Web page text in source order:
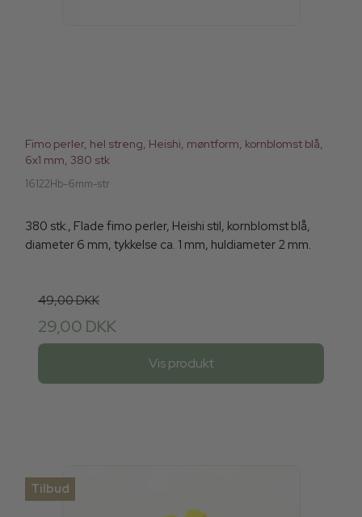
Fimo perler, hel streng, Heishi, møntform, kornblomst blå,
6x1 mm, 380 stk
16122Hb-6mm-str
380 stk., Flade fimo perler, Heishi stil, kornblomst blå,
diameter 6 mm, tykkelse ca. 1 mm, huldiameter 2 mm.
49,00 DKK
29,00 DKK
Vis produkt
Tilbud